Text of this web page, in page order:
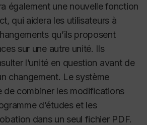
également une nouvelle fonction
qui aidera les utilisateurs à
qu’ils proposent
sur une autre unité. Ils
l’unité en question avant de
changement. Le système
de combiner les modifications
d’études et les
dans un seul fichier PDF.